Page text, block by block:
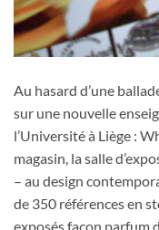
Au hasard d’une
sur une nouvelle
l’Université à Liège :
magasin, la salle
– au design
de 350 références en
exposés façon parfum